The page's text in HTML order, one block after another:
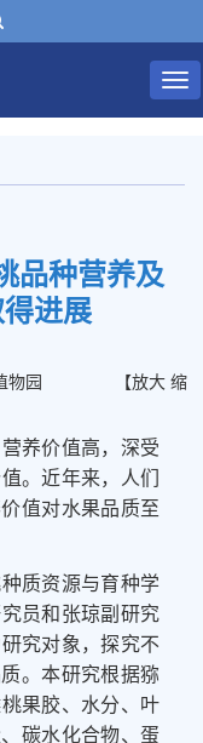
品种营养及
进展
物园 【放大 缩
营养价值高， 深受
。近年来，人们
值对水果品质至
质资源与育种学
员和 张琼副研究
究对象 ，探究不
。本研究根据猕
果胶、水分、叶
碳水化合物、蛋